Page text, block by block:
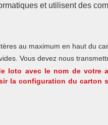
et utilisent des
au maximum en haut du
Vous devez nous
loto avec le nom de
la configuration du